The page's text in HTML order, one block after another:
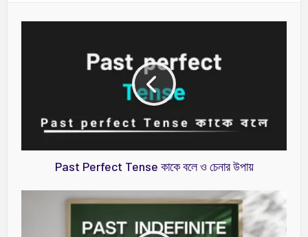
Past Perfect Tense কাকে বলে ও চেনার উপায়